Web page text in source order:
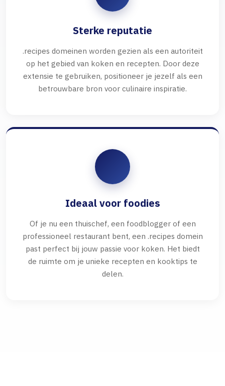
Sterke reputatie
.recipes domeinen worden gezien als een autoriteit
op het gebied van koken en recepten. Door deze
extensie te gebruiken, positioneer je jezelf als een
betrouwbare bron voor culinaire inspiratie.
Ideaal voor foodies
Of je nu een thuischef, een foodblogger of een
professioneel restaurant bent, een .recipes domein
past perfect bij jouw passie voor koken. Het biedt
de ruimte om je unieke recepten en kooktips te
delen.